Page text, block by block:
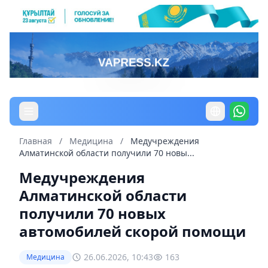
Главная / Медицина /
Медучреждения
Алматинской области получили 70 новы...
Медучреждения
Алматинской области
получили 70 новых
автомобилей скорой помощи
Медицина 26.06.2026, 10:43 163